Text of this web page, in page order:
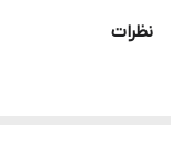
میبخشد
نظرات